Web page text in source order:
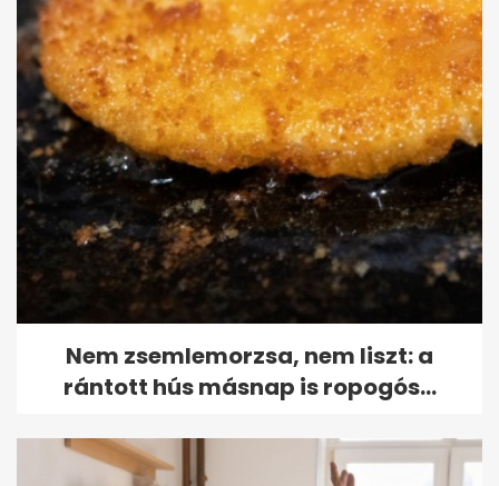
Nem zsemlemorzsa, nem liszt: a
rántott hús másnap is ropogós...